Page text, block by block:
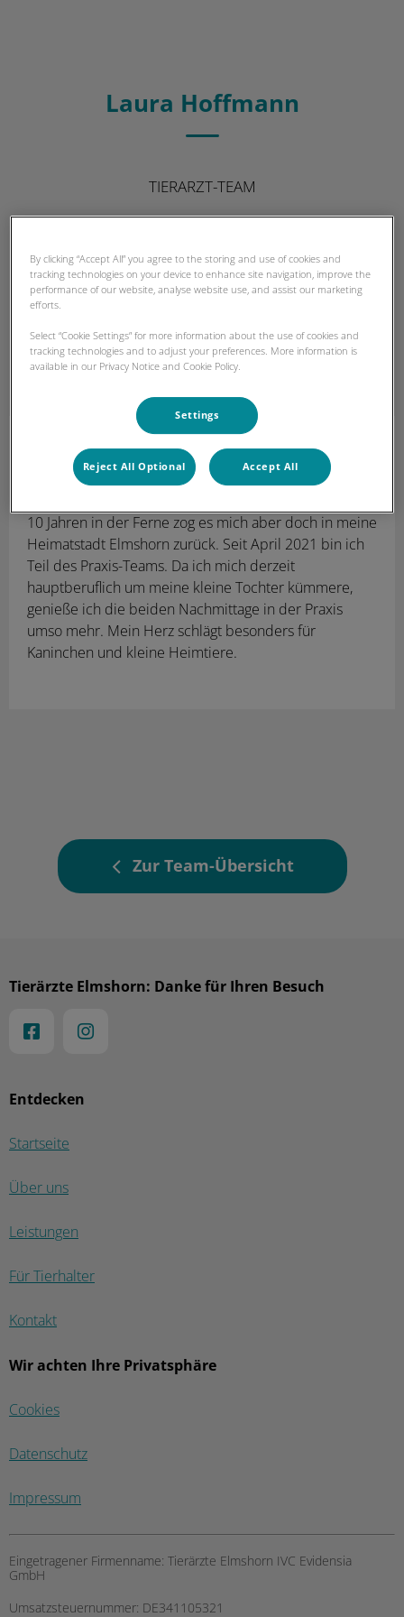
Laura Hoffmann
TIERARZT-TEAM
Laura HoffmannTierärztin (in Elternzeit)
Nach dem Studium in Gießen arbeitete ich in
10 Jahren in der Ferne zog es mich aber doch in meine
Heimatstadt Elmshorn zurück. Seit April 2021 bin ich
Teil des Praxis-Teams. Da ich mich derzeit
hauptberuflich um meine kleine Tochter kümmere,
genieße ich die beiden Nachmittage in der Praxis
umso mehr. Mein Herz schlägt besonders für
Kaninchen und kleine Heimtiere.
Zur Team-Übersicht
Entdecken
Startseite
Über uns
Leistungen
Für Tierhalter
Kontakt
Wir achten Ihre Privatsphäre
Cookies
Datenschutz
Impressum
Tierärzte Elmshorn: Danke für Ihren Besuch
Eingetragener Firmenname: Tierärzte Elmshorn IVC Evidensia
GmbH
Umsatzsteuernummer: DE341105321
By clicking “Accept All” you agree to the storing and use of cookies and
tracking technologies on your device to enhance site navigation, improve the
performance of our website, analyse website use, and assist our marketing
efforts.
Select “Cookie Settings” for more information about the use of cookies and
tracking technologies and to adjust your preferences. More information is
available in our Privacy Notice and Cookie Policy.
Settings
Reject All Optional Accept All